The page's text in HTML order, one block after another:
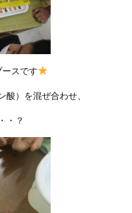
スです
酸）を混ぜ合わせ、
・？